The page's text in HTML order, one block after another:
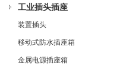
工业插头插座
装置插头
移动式防水插座箱
金属电源插座箱